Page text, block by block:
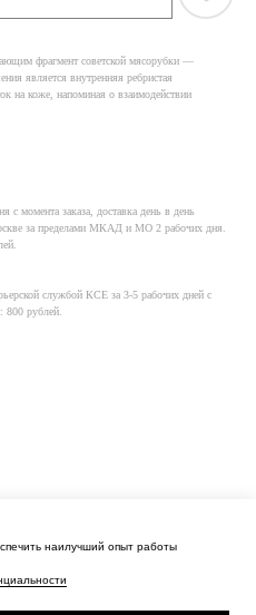
наилучший опыт работы
фрагмент советской мясорубки —
является внутренняя ребристая
на коже, напоминая о взаимодействии
момента заказа, доставка день в день
за пределами МКАД и МО 2 рабочих дня.
службой КСE за 3-5 рабочих дней с
800 рублей.
конфиденциальности